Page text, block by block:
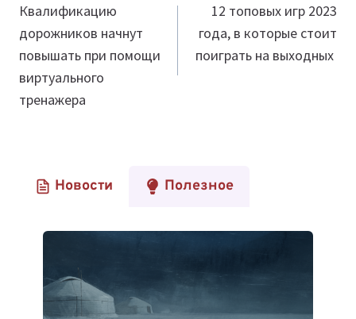
по
записям
Квалификацию
дорожников начнут
повышать при помощи
виртуального
тренажера
12 топовых игр 2023
года, в которые стоит
поиграть на выходных
Новости Полезное